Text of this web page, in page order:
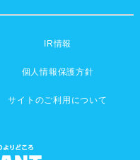
IR情報
個人情報保護方針
サイトのご利用について